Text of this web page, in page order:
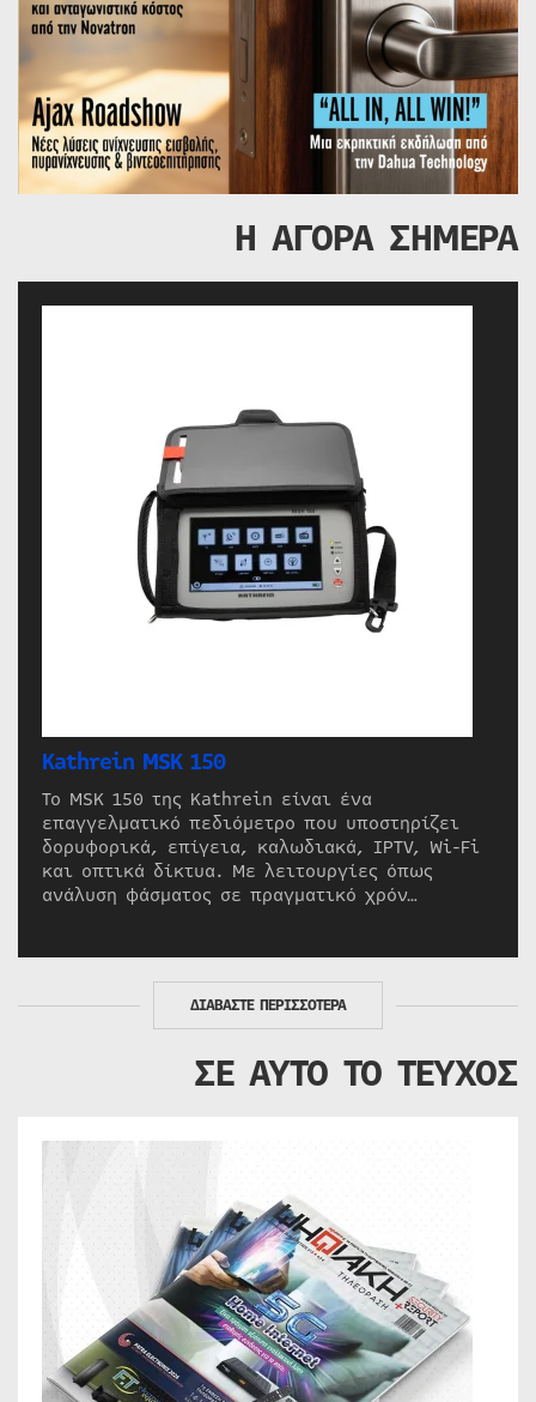
Η ΑΓΟΡΑ ΣΗΜΕΡΑ
Kathrein MSK 150
Το MSK 150 της Kathrein είναι ένα
επαγγελματικό πεδιόμετρο που υποστηρίζει
δορυφορικά, επίγεια, καλωδιακά, IPTV, Wi-Fi
και οπτικά δίκτυα. Με λειτουργίες όπως
ανάλυση φάσματος σε πραγματικό χρόν…
ΔΙΑΒΑΣΤΕ ΠΕΡΙΣΣΟΤΕΡΑ
ΣΕ ΑΥΤΟ ΤΟ ΤΕΥΧΟΣ